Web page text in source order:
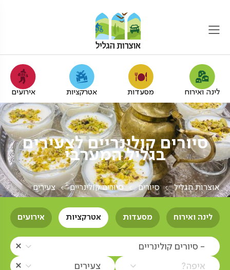
לינה ואירוח מסעדות אטרקציות אירועים
סיורים קולינריים לצעירים
בגליל המערבי
אוצרות הגליל סיורים סיורים קולינריים צעירים
לינה ואירוח מסעדות אטרקציות אירועים
- סיורים קולינריים
איפה? צעירים